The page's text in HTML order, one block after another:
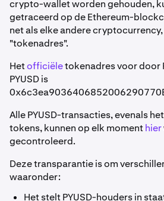
crypto-wallet worden gehouden,
getraceerd op de Ethereum-
net als elke andere
"tokenadres".
Hetofficiëletokenadres voor door
PYUSD is
Alle PYUSD-transacties, evenals
tokens, kunnen op elk momenthier
gecontroleerd.
Deze transparantie is om
waaronder:
Het stelt PYUSD-houders in